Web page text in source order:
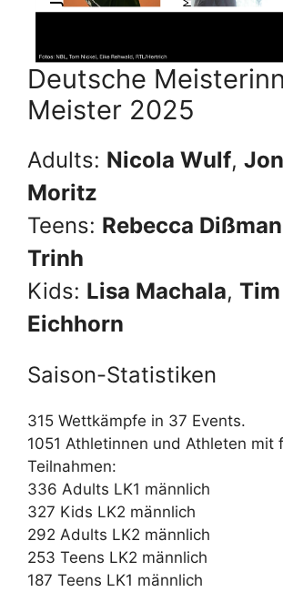
Deutsche
Meister 2025
Adults: Nicola Wulf,
Moritz
Teens: Rebecca
Trinh
Kids: Lisa Machala, Tim
Eichhorn
Saison-Statistiken
315 Wettkämpfe in 37 Events.
1051 Athletinnen und Athleten mit
Teilnahmen:
336 Adults LK1 männlich
327 Kids LK2 männlich
292 Adults LK2 männlich
253 Teens LK2 männlich
187 Teens LK1 männlich